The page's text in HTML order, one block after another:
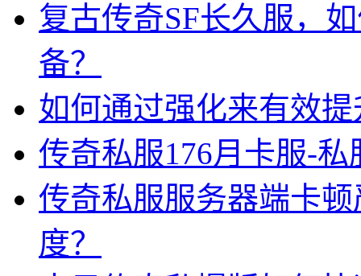
复古传奇SF长久服，
备？
如何通过强化来有效
传奇私服176月卡服-
传奇私服服务器端卡
度？